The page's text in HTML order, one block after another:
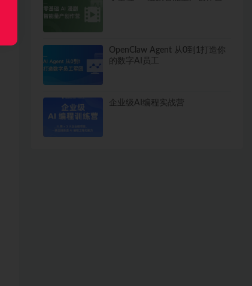
OpenClaw Agent 从0到1打造你
的数字AI员工
企业级AI编程实战营